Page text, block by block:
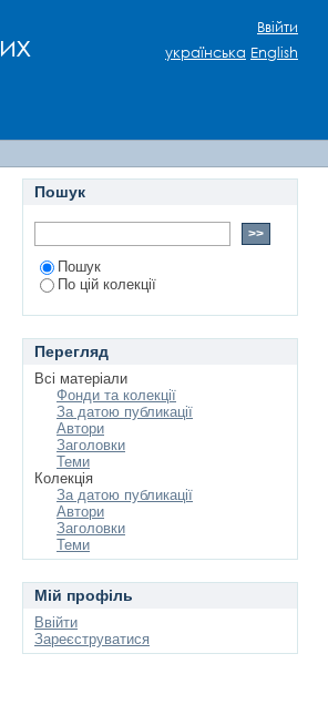
ТРАДИЦІЇ У
НАРОДНОЇ
Ввійти
українська English
Пошук
Пошук
По цій колекції
Перегляд
Всі матеріали
Фонди та колекції
За датою публикації
Автори
Заголовки
Теми
Колекція
За датою публикації
Автори
Заголовки
Теми
Мій профіль
Ввійти
Зареєструватися